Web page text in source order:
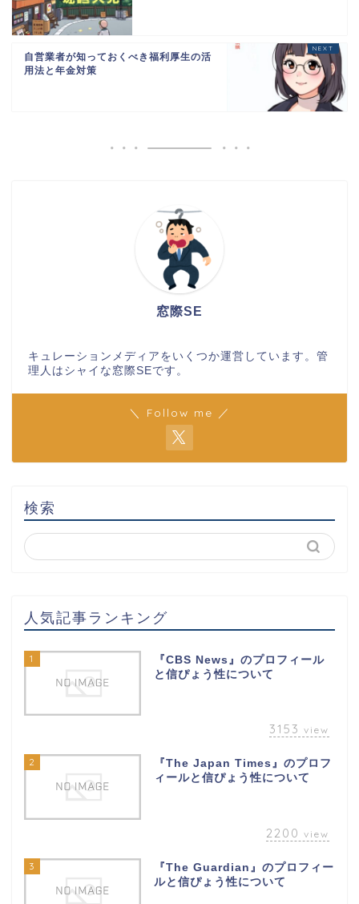
自営業者が知っておくべき福利厚生の活
用法と年金対策
窓際SE
キュレーションメディアをいくつか運営しています。管
理人はシャイな窓際SEです。
＼ Follow me ／
検索
人気記事ランキング
1
『CBS News』のプロフィール
と信ぴょう性について
3153 view
2
『The Japan Times』のプロフ
ィールと信ぴょう性について
2200 view
3
『The Guardian』のプロフィー
ルと信ぴょう性について